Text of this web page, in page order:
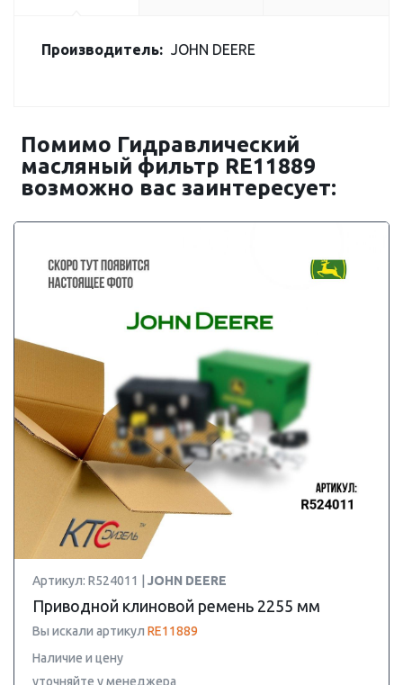
Производитель: JOHN DEERE
Помимо Гидравлический
масляный фильтр RE11889
возможно вас заинтересует:
Артикул: R524011 | JOHN DEERE
Приводной клиновой ремень 2255 мм
Вы искали артикул RE11889
Наличие и цену
уточняйте у менеджера